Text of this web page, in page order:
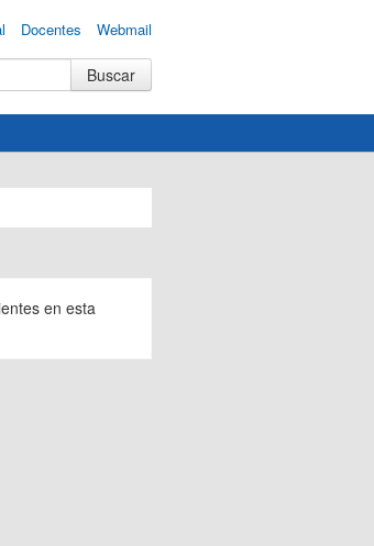
Docentes Webmail
en esta